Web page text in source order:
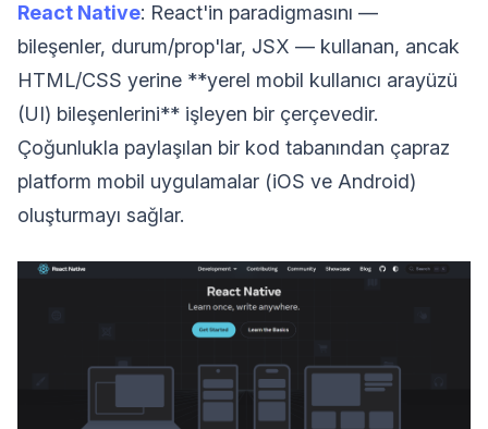
React Native: React'in paradigmasını —
bileşenler, durum/prop'lar, JSX — kullanan, ancak
HTML/CSS yerine **yerel mobil kullanıcı arayüzü
(UI) bileşenlerini** işleyen bir çerçevedir.
Çoğunlukla paylaşılan bir kod tabanından çapraz
platform mobil uygulamalar (iOS ve Android)
oluşturmayı sağlar.